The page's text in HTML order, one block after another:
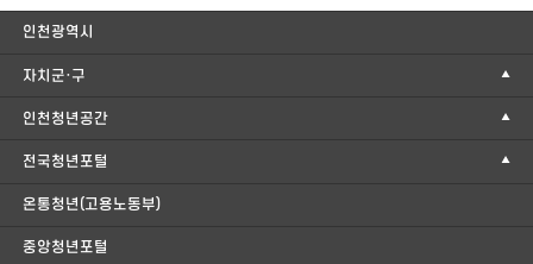
인천광역시
자치군·구
인천청년공간
전국청년포털
온통청년(고용노동부)
중앙청년포털